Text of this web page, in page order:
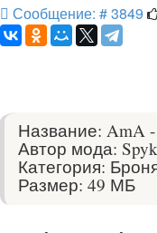
Сообщение: # 3849
Название: AmA -
Автор мода:
Категория:
Размер: 49 МБ